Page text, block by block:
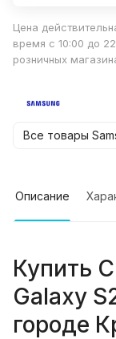
Цена
время с 10:00 до
розничных
Все товары
Описание
Купить
Galaxy
городе